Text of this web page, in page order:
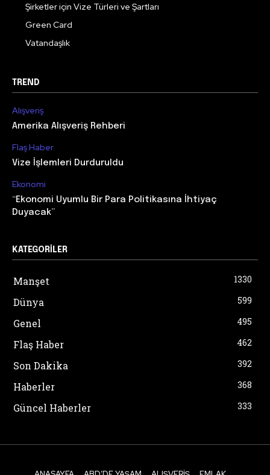
Şirketler için Vize Türleri ve Şartları
Green Card
Vatandaşlık
TREND
Alışveriş
Amerika Alışveriş Rehberi
Flaş Haber
Vize İşlemleri Durduruldu
Ekonomi
“Ekonomi Uyumlu Bir Para Politikasına İhtiyaç
Duyacak”
KATEGORILER
Manşet 1330
Dünya 599
Genel 495
Flaş Haber 462
Son Dakika 392
Haberler 368
Güncel Haberler 333